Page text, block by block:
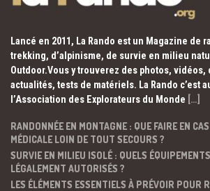
Lancé en 2011, La Rando est un Magazine de
trekking, d’alpinisme, de survie en milieu
Outdoor.Vous y trouverez des photos, vidéos,
actualités, tests de matériels. La Rando c’est
l’Association des Explorateurs du Monde […]
RANDONNÉE EN MONTAGNE : QUE FAIRE EN
MÉDICALE LOIN DE TOUT SECOURS ?
SURVIE EN MILIEU ISOLÉ : QUELS
LÉGALEMENT AUTORISÉS ?
LES ÉLÉMENTS ESSENTIELS À PRÉVOIR POUR